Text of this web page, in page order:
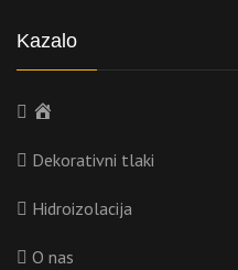
Kazalo
Dekorativni tlaki
Hidroizolacija
O nas